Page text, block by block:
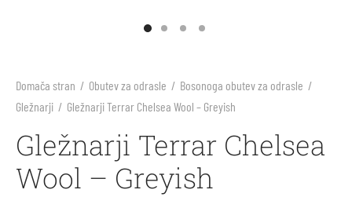
Domača stran / Obutev za odrasle / Bosonoga obutev za odrasle /
Gležnarji / Gležnarji Terrar Chelsea Wool – Greyish
Gležnarji Terrar Chelsea
Wool – Greyish
škornji
za prve korake
telovadnica
figure Holztiger
igrače Grimm’s